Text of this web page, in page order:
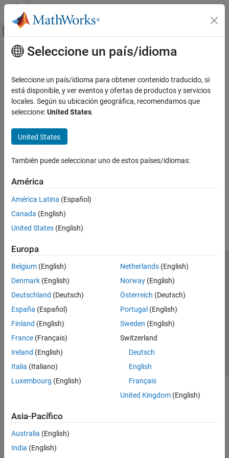
Saltar al contenido
Mostrar/ocultar menú de navegación
Inicio de Documentación
Contenido principal
How useful was this information?
Seleccione un país/idioma
Seleccione un país/idioma para obtener contenido traducido, si
está disponible, y ver eventos y ofertas de productos y servicios
locales. Según su ubicación geográfica, recomendamos que
seleccione:United States.
United States
También puede seleccionar uno de estos países/idiomas:
América
América Latina (Español)
Canada (English)
United States (English)
Europa
Belgium (English)
Denmark (English)
Deutschland (Deutsch)
España (Español)
Finland (English)
France (Français)
Ireland (English)
Italia (Italiano)
Luxembourg (English)
Netherlands(English)
Norway(English)
Österreich (Deutsch)
Portugal (English)
Sweden (English)
Switzerland
Deutsch
English
Français
United Kingdom(English)
Asia-Pacífico
Australia (English)
India (English)
Centro de confianza
Marcas comerciales
Política de privacidad
Antipiratería
Estado de las aplicaciones
Información de contacto
© 1994-2026 The MathWorks, Inc.